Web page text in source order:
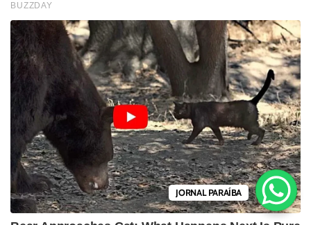
JORNAL PARAÍBA